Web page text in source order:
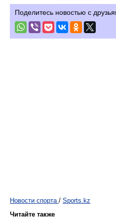
Поделитесь новостью с
Новости спорта / Sports.kz
Читайте также